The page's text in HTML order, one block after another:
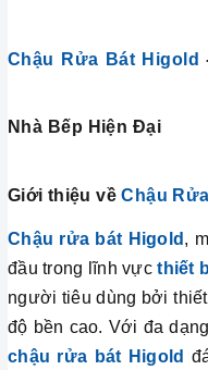
Chậu Rửa Bát Higold
Nhà Bếp Hiện Đại
Giới thiệu vềChậu
Chậu rửa bát Higold ,
đầu trong lĩnh vựcthiết
người tiêu dùng bởi
độ bền cao. Với đa
chậu rửa bát Higold